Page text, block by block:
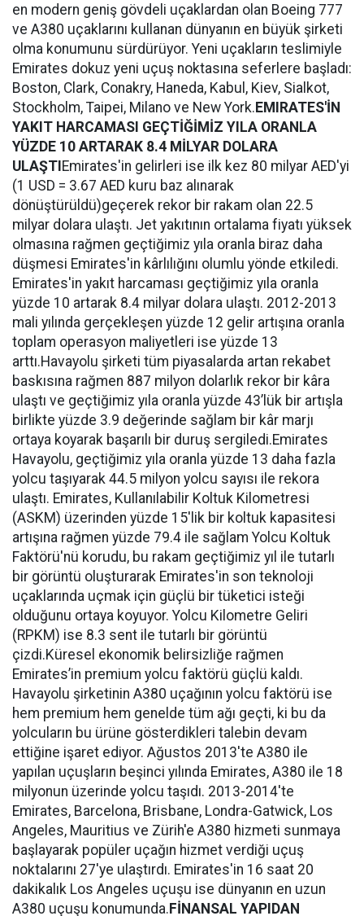
en modern geniş gövdeli uçaklardan olan Boeing 777
ve A380 uçaklarını kullanan dünyanın en büyük şirketi
olma konumunu sürdürüyor. Yeni uçakların teslimiyle
Emirates dokuz yeni uçuş noktasına seferlere başladı:
Boston, Clark, Conakry, Haneda, Kabul, Kiev, Sialkot,
Stockholm, Taipei, Milano ve New York. EMIRATES'İN
YAKIT HARCAMASI GEÇTİĞİMİZ YILA ORANLA
YÜZDE 10 ARTARAK 8.4 MİLYAR DOLARA
ULAŞTI Emirates'in gelirleri ise ilk kez 80 milyar AED'yi
(1 USD = 3.67 AED kuru baz alınarak
dönüştürüldü)geçerek rekor bir rakam olan 22.5
milyar dolara ulaştı. Jet yakıtının ortalama fiyatı yüksek
olmasına rağmen geçtiğimiz yıla oranla biraz daha
düşmesi Emirates'in kârlılığını olumlu yönde etkiledi.
Emirates'in yakıt harcaması geçtiğimiz yıla oranla
yüzde 10 artarak 8.4 milyar dolara ulaştı. 2012-2013
mali yılında gerçekleşen yüzde 12 gelir artışına oranla
toplam operasyon maliyetleri ise yüzde 13
arttı.Havayolu şirketi tüm piyasalarda artan rekabet
baskısına rağmen 887 milyon dolarlık rekor bir kâra
ulaştı ve geçtiğimiz yıla oranla yüzde 43’lük bir artışla
birlikte yüzde 3.9 değerinde sağlam bir kâr marjı
ortaya koyarak başarılı bir duruş sergiledi.Emirates
Havayolu, geçtiğimiz yıla oranla yüzde 13 daha fazla
yolcu taşıyarak 44.5 milyon yolcu sayısı ile rekora
ulaştı. Emirates, Kullanılabilir Koltuk Kilometresi
(ASKM) üzerinden yüzde 15'lik bir koltuk kapasitesi
artışına rağmen yüzde 79.4 ile sağlam Yolcu Koltuk
Faktörü'nü korudu, bu rakam geçtiğimiz yıl ile tutarlı
bir görüntü oluşturarak Emirates'in son teknoloji
uçaklarında uçmak için güçlü bir tüketici isteği
olduğunu ortaya koyuyor. Yolcu Kilometre Geliri
(RPKM) ise 8.3 sent ile tutarlı bir görüntü
çizdi.Küresel ekonomik belirsizliğe rağmen
Emirates’in premium yolcu faktörü güçlü kaldı.
Havayolu şirketinin A380 uçağının yolcu faktörü ise
hem premium hem genelde tüm ağı geçti, ki bu da
yolcuların bu ürüne gösterdikleri talebin devam
ettiğine işaret ediyor. Ağustos 2013'te A380 ile
yapılan uçuşların beşinci yılında Emirates, A380 ile 18
milyonun üzerinde yolcu taşıdı. 2013-2014'te
Emirates, Barcelona, Brisbane, Londra-Gatwick, Los
Angeles, Mauritius ve Zürih'e A380 hizmeti sunmaya
başlayarak popüler uçağın hizmet verdiği uçuş
noktalarını 27'ye ulaştırdı. Emirates'in 16 saat 20
dakikalık Los Angeles uçuşu ise dünyanın en uzun
A380 uçuşu konumunda. FİNANSAL YAPIDAN